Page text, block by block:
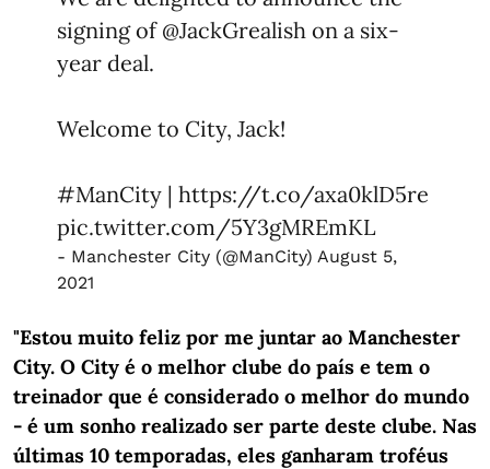
signing of @JackGrealish on a six-
year deal.
Welcome to City, Jack!
#ManCity | https://t.co/axa0klD5re
pic.twitter.com/5Y3gMREmKL
- Manchester City (@ManCity) August 5,
2021
"Estou muito feliz por me juntar ao Manchester
City. O City é o melhor clube do país e tem o
treinador que é considerado o melhor do mundo
- é um sonho realizado ser parte deste clube. Nas
últimas 10 temporadas, eles ganharam troféus